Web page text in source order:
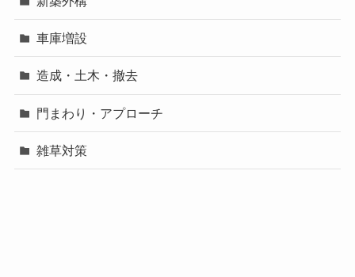
車庫増設
造成・土木・撤去
門まわり・アプローチ
雑草対策